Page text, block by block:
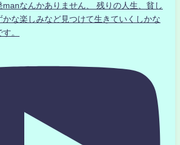
なんかありません、 残りの人生、貧し
かな楽しみなど見つけて生きていくしかな
。